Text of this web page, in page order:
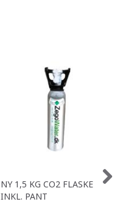
NY 1,5 KG CO2 FLASKE
INKL. PANT